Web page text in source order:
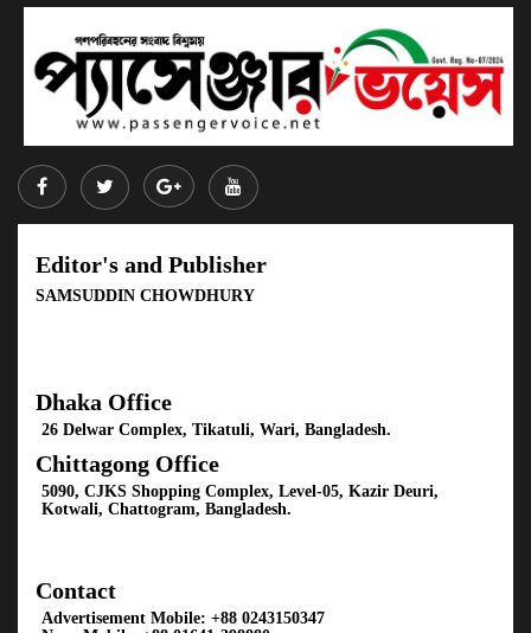
Editor's and Publisher
SAMSUDDIN CHOWDHURY
Dhaka Office
26 Delwar Complex, Tikatuli, Wari, Bangladesh.
Chittagong Office
5090, CJKS Shopping Complex, Level-05, Kazir Deuri,
Kotwali, Chattogram, Bangladesh.
Contact
Advertisement Mobile: +88 0243150347